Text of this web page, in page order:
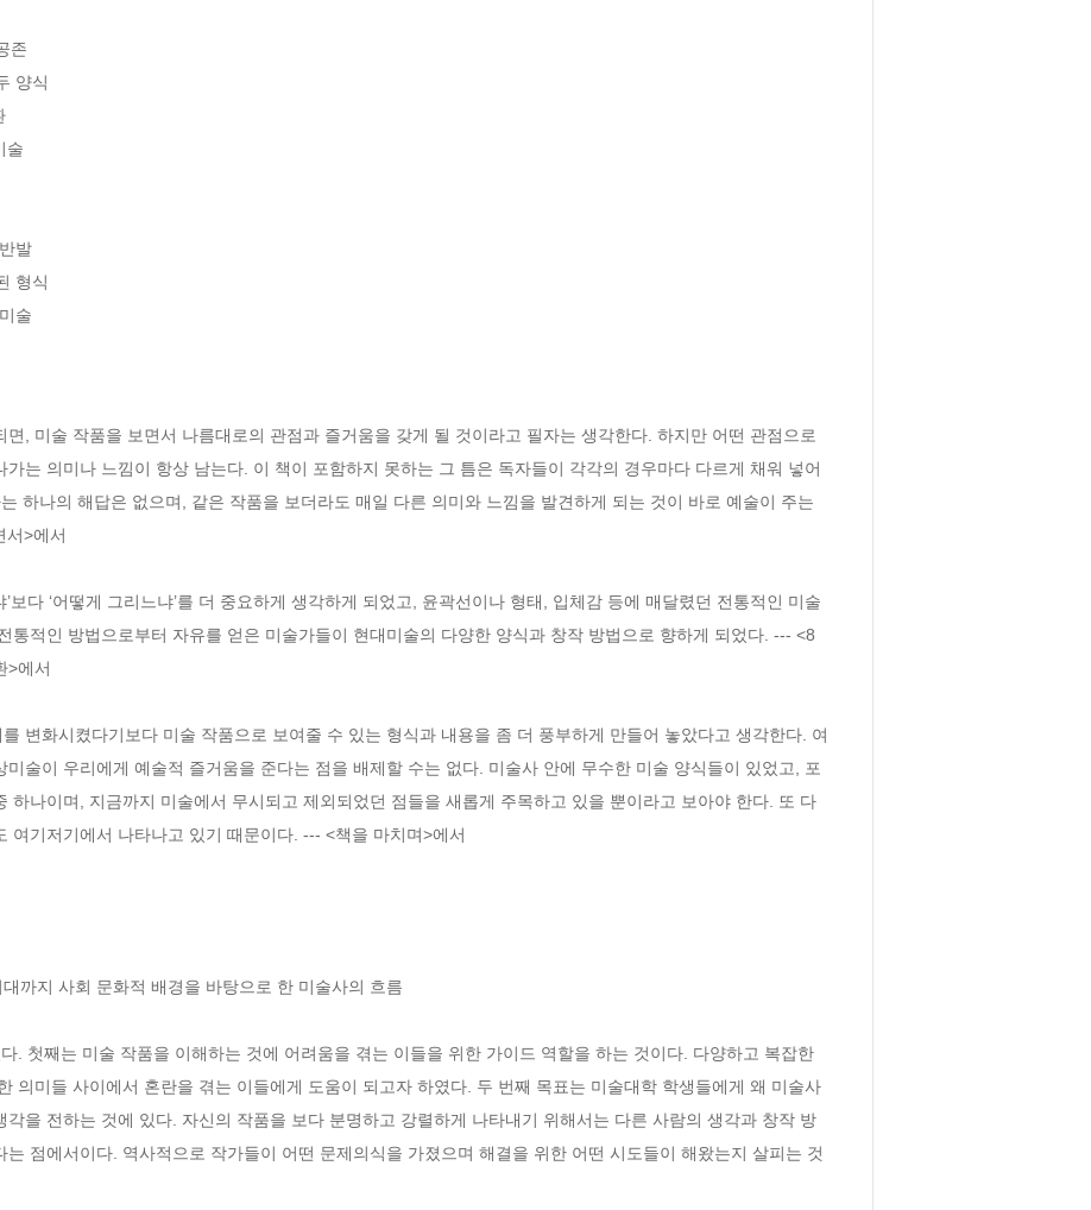
존
양식
술
발
형식
술
, 미술 작품을 보면서 나름대로의 관점과 즐거움을 갖게 될 것이라고 필자는 생각한다. 하지만 어떤 관점으로
는 의미나 느낌이 항상 남는다. 이 책이 포함하지 못하는 그 틈은 독자들이 각각의 경우마다 다르게 채워 넣어
하나의 해답은 없으며, 같은 작품을 보더라도 매일 다른 의미와 느낌을 발견하게 되는 것이 바로 예술이 주는
서>에서
보다 ‘어떻게 그리느냐’를 더 중요하게 생각하게 되었고, 윤곽선이나 형태, 입체감 등에 매달렸던 전통적인 미술
통적인 방법으로부터 자유를 얻은 미술가들이 현대미술의 다양한 양식과 창작 방법으로 향하게 되었다. --- <8
>에서
변화시켰다기보다 미술 작품으로 보여줄 수 있는 형식과 내용을 좀 더 풍부하게 만들어 놓았다고 생각한다. 여
술이 우리에게 예술적 즐거움을 준다는 점을 배제할 수는 없다. 미술사 안에 무수한 미술 양식들이 있었고, 포
하나이며, 지금까지 미술에서 무시되고 제외되었던 점들을 새롭게 주목하고 있을 뿐이라고 보아야 한다. 또 다
여기저기에서 나타나고 있기 때문이다. --- <책을 마치며>에서
까지 사회 문화적 배경을 바탕으로 한 미술사의 흐름
. 첫째는 미술 작품을 이해하는 것에 어려움을 겪는 이들을 위한 가이드 역할을 하는 것이다. 다양하고 복잡한
의미들 사이에서 혼란을 겪는 이들에게 도움이 되고자 하였다. 두 번째 목표는 미술대학 학생들에게 왜 미술사
각을 전하는 것에 있다. 자신의 작품을 보다 분명하고 강렬하게 나타내기 위해서는 다른 사람의 생각과 창작 방
점에서이다. 역사적으로 작가들이 어떤 문제의식을 가졌으며 해결을 위한 어떤 시도들이 해왔는지 살피는 것